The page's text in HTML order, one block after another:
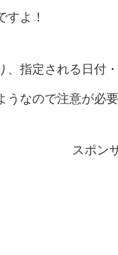
すよ！
、指定される日付
なので注意が必要
スポン